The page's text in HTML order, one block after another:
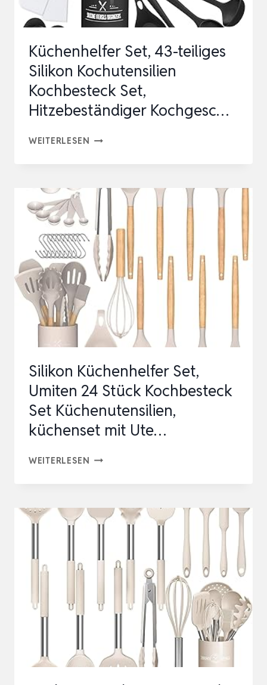
Küchenhelfer Set, 43-teiliges
Silikon Kochutensilien
Kochbesteck Set,
Hitzebeständiger Kochgesc…
WEITERLESEN KÜCHENHELFER
TEILIGES
SILIKON
KOCHUTENSILIEN
KOCHBESTECK
SET,
HITZEBESTÄNDIGER
KOCHGESC…
Silikon Küchenhelfer Set,
Umiten 24 Stück Kochbesteck
Set Küchenutensilien,
küchenset mit Ute…
WEITERLESEN SILIKON
UMITEN
KOCHBESTECK
KÜCHENUTENSILIEN,
KÜCHENSET
UTE…